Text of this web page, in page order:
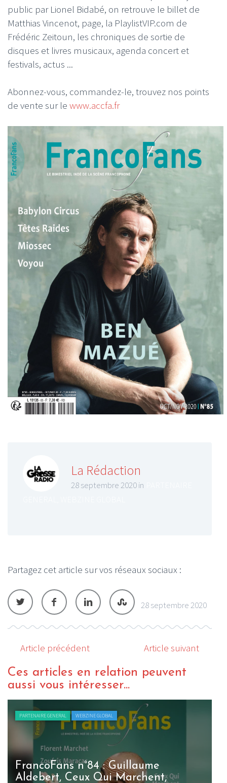
public par Lionel Bidabé, on retrouve le billet de
Matthias Vincenot, page, la PlaylistVIP.com de
Frédéric Zeitoun, les chroniques de sortie de
disques et livres musicaux, agenda concert et
festivals, actus ...
Abonnez-vous, commandez-le, trouvez nos points
de vente sur le www.accfa.fr
La Rédaction
28 septembre 2020 in
Partagez cet article sur vos réseaux sociaux :
28 septembre 2020
Article précédent Article suivant
Ces articles en relation peuvent
aussi vous intéresser...
PARTENAIRE GENERAL WEBZINE GLOBAL
FrancoFans n°84 : Guillaume
Aldebert, Ceux Qui Marchent,